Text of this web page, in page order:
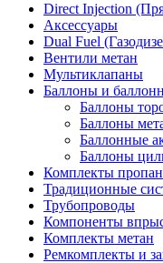
Direct Injection
Аксессуары
Dual Fuel
Вентили метан
Мультиклапаны
Баллоны и
Баллоны
Баллоны
Баллонные
Баллоны
Комплекты пропан
Традиционные
Трубопроводы
Компоненты
Комплекты метан
Ремкомплекты и